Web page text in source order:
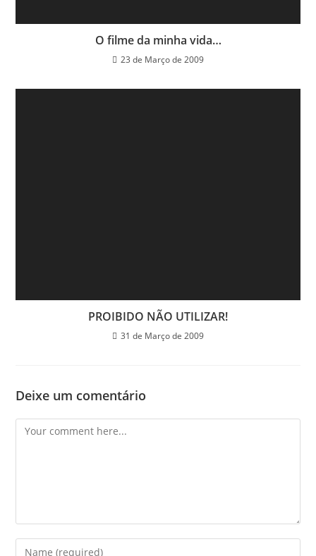
O filme da minha vida…
23 de Março de 2009
PROIBIDO NÃO UTILIZAR!
31 de Março de 2009
Deixe um comentário
Comment
Enter